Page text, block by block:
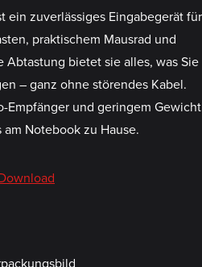
ein zuverlässiges Eingabegerät für
praktischem Mausrad und
Abtastung bietet sie alles, was Sie
– ganz ohne störendes Kabel.
Empfänger und geringem Gewicht
Notebook zu Hause.